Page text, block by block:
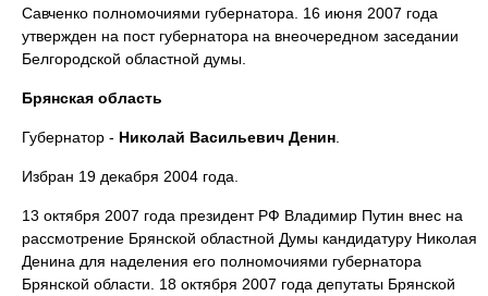
Савченко полномочиями губернатора. 16 июня 2007 года
утвержден на пост губернатора на внеочередном заседании
Белгородской областной думы.
Брянская область
Губернатор - Николай Васильевич Денин
Избран 19 декабря 2004 года.
13 октября 2007 года президент РФ Владимир Путин внес на
рассмотрение Брянской областной Думы кандидатуру Николая
Денина для наделения его полномочиями губернатора
Брянской области. 18 октября 2007 года депутаты Брянской